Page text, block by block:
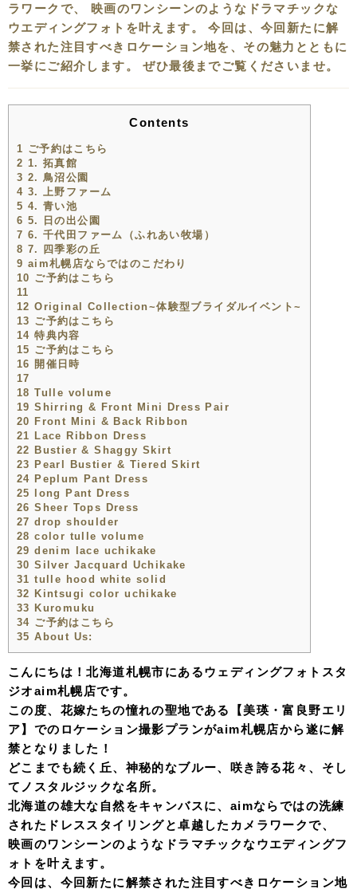
ラワークで、 映画のワンシーンのようなドラマチックな
ウエディングフォトを叶えます。 今回は、今回新たに解
禁された注目すべきロケーション地を、その魅力とともに
一挙にご紹介します。 ぜひ最後までご覧くださいませ。
Contents
1 ご予約はこちら
2 1. 拓真館
3 2. 鳥沼公園
4 3. 上野ファーム
5 4. 青い池
6 5. 日の出公園
7 6. 千代田ファーム（ふれあい牧場）
8 7. 四季彩の丘
9 aim札幌店ならではのこだわり
10 ご予約はこちら
11
12 Original Collection~体験型ブライダルイベント~
13 ご予約はこちら
14 特典内容
15 ご予約はこちら
16 開催日時
17
18 Tulle volume
19 Shirring & Front Mini Dress Pair
20 Front Mini & Back Ribbon
21 Lace Ribbon Dress
22 Bustier & Shaggy Skirt
23 Pearl Bustier & Tiered Skirt
24 Peplum Pant Dress
25
long Pant Dress
26 Sheer Tops Dress
27 drop shoulder
28 color tulle volume
29 denim lace uchikake
30 Silver Jacquard Uchikake
31 tulle hood white solid
32 Kintsugi color uchikake
33 Kuromuku
34 ご予約はこちら
35 About Us:
こんにちは！北海道札幌市にあるウェディングフォトスタ
ジオaim札幌店です。
この度、花嫁たちの憧れの聖地である【美瑛・富良野エリ
ア】でのロケーション撮影プランがaim札幌店から遂に解
禁となりました！
どこまでも続く丘、神秘的なブルー、咲き誇る花々、そし
てノスタルジックな名所。
北海道の雄大な自然をキャンバスに、aimならではの洗練
されたドレススタイリングと卓越したカメラワークで、
映画のワンシーンのようなドラマチックなウエディングフ
ォトを叶えます。
今回は、今回新たに解禁された注目すべきロケーション地